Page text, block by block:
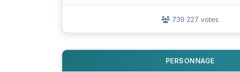
739 227 votes
PERSONNAGE